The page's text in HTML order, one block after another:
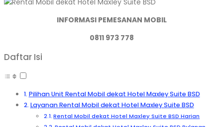
INFORMASI PEMESANAN MOBIL
0811 973 778
Daftar Isi
Pilihan Unit Rental Mobil dekat Hotel Maxley Suite BSD
Layanan Rental Mobil dekat Hotel Maxley Suite BSD
Rental Mobil dekat Hotel Maxley Suite BSD Harian